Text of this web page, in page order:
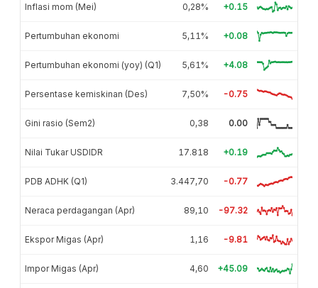
Inflasi mom (Mei) 0,28% +0.15
Pertumbuhan ekonomi 5,11% +0.08
Pertumbuhan ekonomi (yoy) (Q1) 5,61% +4.08
Persentase kemiskinan (Des) 7,50% -0.75
Gini rasio (Sem2) 0,38 0.00
Nilai Tukar USDIDR 17.818 +0.19
PDB ADHK (Q1) 3.447,70 -0.77
Neraca perdagangan (Apr) 89,10 -97.32
Ekspor Migas (Apr) 1,16 -9.81
Impor Migas (Apr) 4,60 +45.09